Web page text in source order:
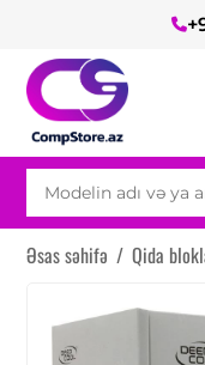
Əsas səhifə / Qida